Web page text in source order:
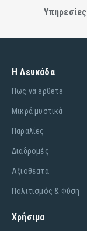
Υπηρεσίες
Η Λευκάδα
Πως να έρθετε
Μικρά μυστικά
Παραλίες
Διαδρομές
Αξιοθέατα
Πολιτισμός & Φύση
Χρήσιμα